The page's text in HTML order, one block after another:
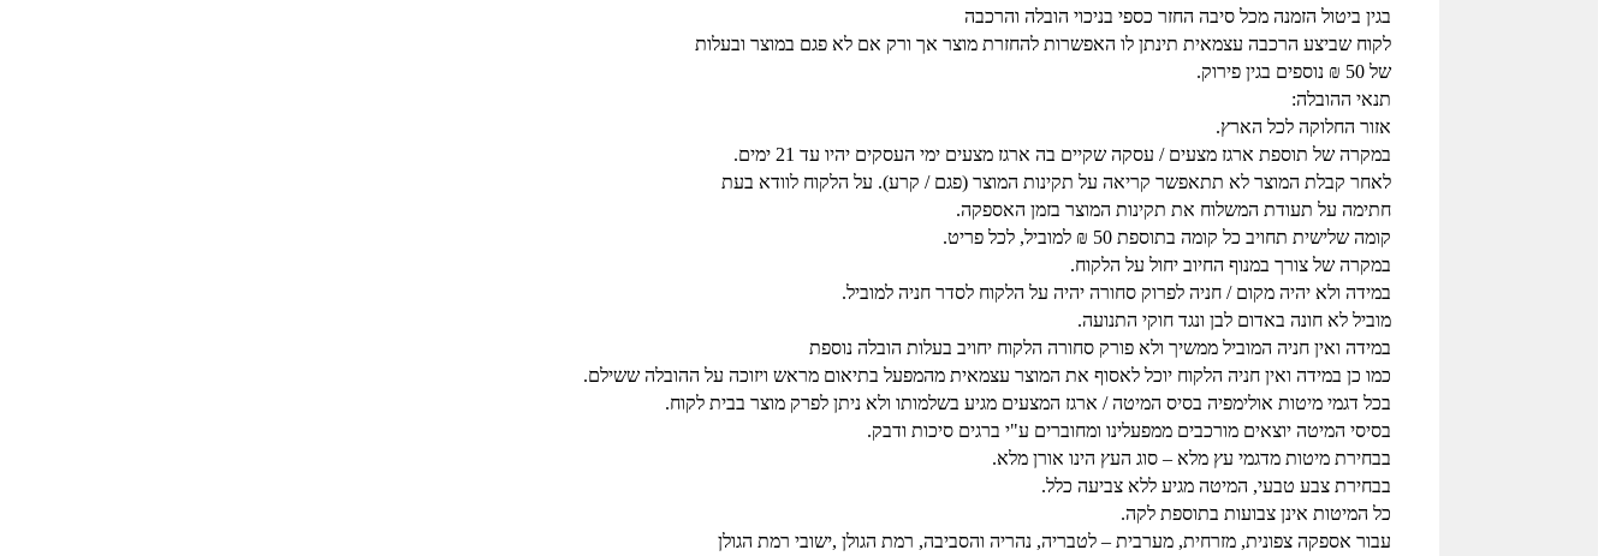
בגין ביטול הזמנה מכל סיבה החזר כספי בניכוי הובלה והרכבה
לקוח שביצע הרכבה עצמאית תינתן לו האפשרות להחזרת מוצר אך ורק אם לא פגם במוצר ובעלות
של 50 ₪ נוספים בגין פירוק.
תנאי ההובלה:
אזור החלוקה לכל הארץ.
במקרה של תוספת ארגז מצעים / עסקה שקיים בה ארגז מצעים ימי העסקים יהיו עד 21 ימים.
לאחר קבלת המוצר לא תתאפשר קריאה על תקינות המוצר (פגם / קרע). על הלקוח לוודא בעת
חתימה על תעודת המשלוח את תקינות המוצר בזמן האספקה.
קומה שלישית תחויב כל קומה בתוספת 50 ₪ למוביל, לכל פריט.
במקרה של צורך במנוף החיוב יחול על הלקוח.
במידה ולא יהיה מקום / חניה לפרוק סחורה יהיה על הלקוח לסדר חניה למוביל.
מוביל לא חונה באדום לבן ונגד חוקי התנועה.
במידה ואין חניה המוביל ממשיך ולא פורק סחורה הלקוח יחויב בעלות הובלה נוספת
כמו כן במידה ואין חניה הלקוח יוכל לאסוף את המוצר עצמאית מהמפעל בתיאום מראש ויזוכה על ההובלה ששילם.
בכל דגמי מיטות אולימפיה בסיס המיטה / ארגז המצעים מגיע בשלמותו ולא ניתן לפרק מוצר בבית לקוח.
בסיסי המיטה יוצאים מורכבים ממפעלינו ומחוברים ע"י ברגים סיכות ודבק.
בבחירת מיטות מדגמי עץ מלא – סוג העץ הינו אורן מלא.
בבחירת צבע טבעי, המיטה מגיע ללא צביעה כלל.
כל המיטות אינן צבועות בתוספת לקה.
עבור אספקה צפונית, מזרחית, מערבית – לטבריה, נהריה והסביבה, רמת הגולן ,ישובי רמת הגולן